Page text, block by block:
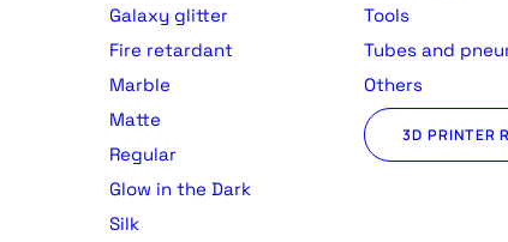
Galaxy glitter
Fire retardant
Marble
Matte
Regular
Glow in the Dark
Silk
Tools
Tubes and
Others
3D PRINTER